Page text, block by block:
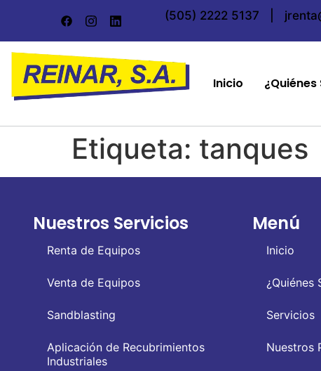
(505) 2222 5137
Inicio
Etiqueta: tanques
Nuestros Servicios
Renta de Equipos
Venta de Equipos
Sandblasting
Aplicación de Recubrimientos
Industriales
Menú
Inicio
¿Quiénes
Servicios
Nuestros